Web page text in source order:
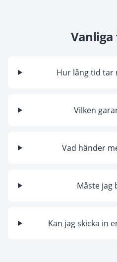
Hur lång tid tar
Vilken
Vad händer
Måste jag
Kan jag skicka in